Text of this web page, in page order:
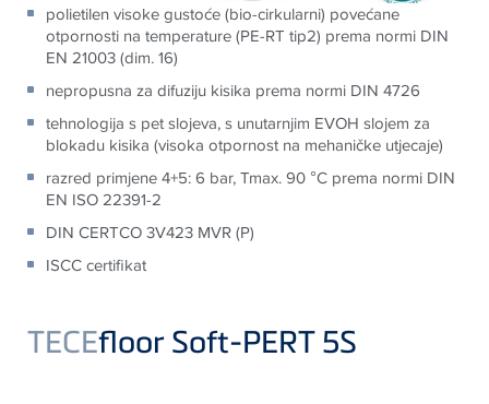
polietilen visoke gustoće (bio-cirkularni) povećane
otpornosti na temperature (PE-RT tip2) prema normi DIN
EN 21003 (dim. 16)
nepropusna za difuziju kisika prema normi DIN 4726
tehnologija s pet slojeva, s unutarnjim EVOH slojem za
blokadu kisika (visoka otpornost na mehaničke utjecaje)
razred primjene 4+5: 6 bar, Tmax. 90 °C prema normi DIN
EN ISO 22391-2
DIN CERTCO 3V423 MVR (P)
ISCC certifikat
TECEfloor Soft-PERT 5S